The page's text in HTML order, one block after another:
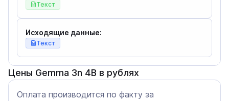
Текст
Исходящие данные:
Текст
Цены Gemma 3n 4B в рублях
Оплата производится по факту за